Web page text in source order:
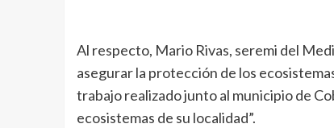
Al respecto, Mario Rivas, seremi del
asegurar la protección de los
trabajo realizado junto al municipio de
ecosistemas de su localidad”.